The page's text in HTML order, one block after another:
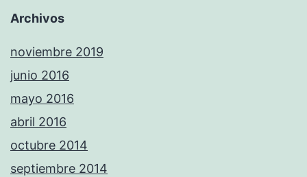
Archivos
noviembre 2019
junio 2016
mayo 2016
abril 2016
octubre 2014
septiembre 2014